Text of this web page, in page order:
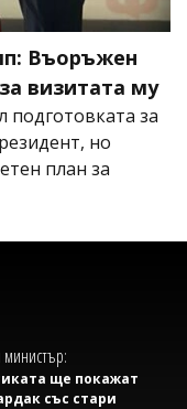
Въоръжен
визитата му
подготовката за
но
план за
ще покажат
със стари